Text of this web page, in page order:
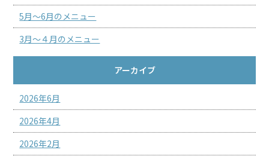
5月～6月のメニュー
3月～４月のメニュー
アーカイブ
2026年6月
2026年4月
2026年2月